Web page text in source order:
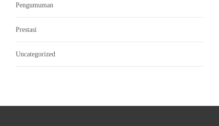
Pengumuman
Prestasi
Uncategorized